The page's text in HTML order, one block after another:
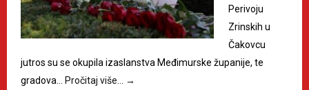
Perivoju
Zrinskih u
Čakovcu
jutros su se okupila izaslanstva Međimurske županije, te
gradova… Pročitaj više… →